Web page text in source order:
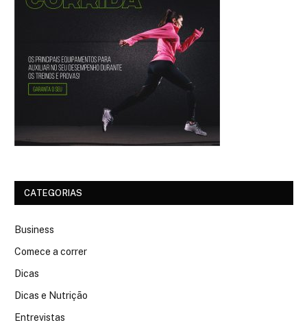
CATEGORIAS
Business
Comece a correr
Dicas
Dicas e Nutrição
Entrevistas